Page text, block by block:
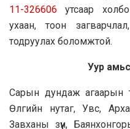
11-326606 утсаар
ухаан, тоон
тодруулах боломжтой.
Уур
Сарын дундаж агаарын
Өлгийн нутаг, Увс,
Завханы зүүн,